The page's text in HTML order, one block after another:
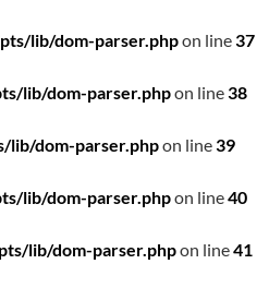
lib/dom-parser.phpon line37
lib/dom-parser.phpon line38
dom-parser.phpon line39
lib/dom-parser.phpon line40
lib/dom-parser.phpon line41